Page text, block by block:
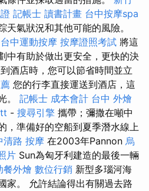
記帳士 讀書計畫 台中按摩spa
天氣狀況和其他可能的風險。
台中運動按摩 按摩證照考試 將這
中有助於做出更安全，更快的決
酒店時，您可以節省時間並立
您的行李直接運送到酒店，這
。 記帳士 成本會計 台中 外燴
- 搜尋引擎 攜帶；彌撒在噸中
，準備好的空船到夏季潛水線上
清路 按摩 在2003年Pannon 烏
片 Sun為匈牙利建造的最後一輛
餐外燴 數位行銷 新型多瑙河海
家。 允許結論得出有關過去路